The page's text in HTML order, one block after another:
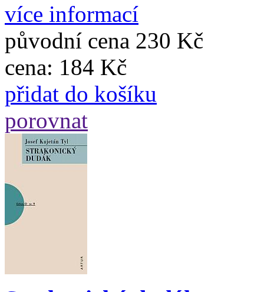
více informací
původní cena 230 Kč
cena: 184 Kč
přidat do košíku
porovnat